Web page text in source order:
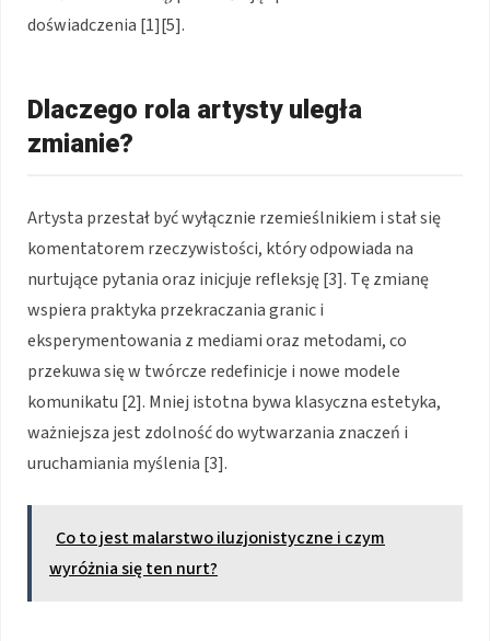
doświadczenia [1][5].
Dlaczego rola artysty uległa
zmianie?
Artysta przestał być wyłącznie rzemieślnikiem i stał się
komentatorem rzeczywistości, który odpowiada na
nurtujące pytania oraz inicjuje refleksję [3]. Tę zmianę
wspiera praktyka przekraczania granic i
eksperymentowania z mediami oraz metodami, co
przekuwa się w twórcze redefinicje i nowe modele
komunikatu [2]. Mniej istotna bywa klasyczna estetyka,
ważniejsza jest zdolność do wytwarzania znaczeń i
uruchamiania myślenia [3].
Co to jest malarstwo iluzjonistyczne i czym
wyróżnia się ten nurt?